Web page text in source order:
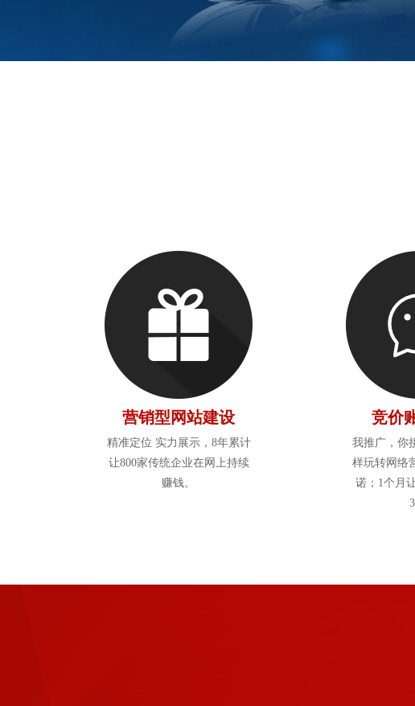
营销型网站建设
精准定位 实力展示，8年累计
让800家传统企业在网上持续
赚钱。
竞价
我推广，你
样玩转网络
诺；1个月